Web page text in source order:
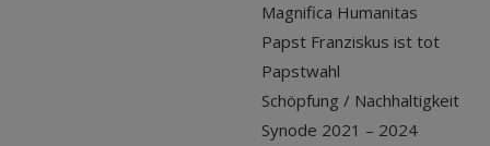
Magnifica Humanitas
Papst Franziskus ist tot
Papstwahl
Schöpfung / Nachhaltigkeit
Synode 2021 – 2024